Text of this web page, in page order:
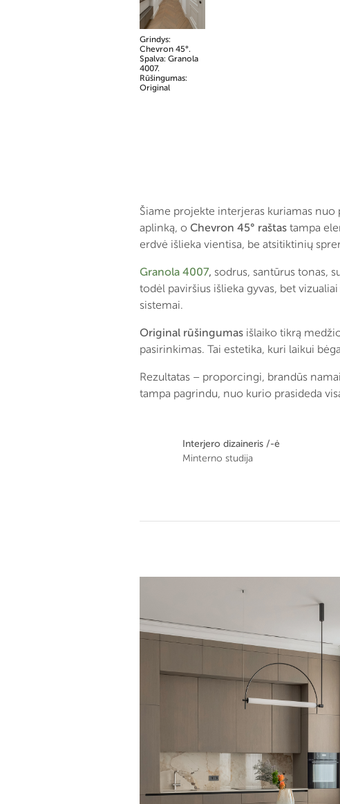
Grindys:
Chevron 45°.
Spalva: Granola
4007.
Rūšingumas:
Original
Šiame projekte interjeras kuriamas
aplinką, o Chevron 45° raštas tampa
erdvė išlieka vientisa, be atsitiktinių
Granola 4007, sodrus, santūrus tonas,
todėl paviršius išlieka gyvas, bet
sistemai.
Original rūšingumas išlaiko tikrą
pasirinkimas. Tai estetika, kuri laikui
Rezultatas – proporcingi, brandūs
tampa pagrindu, nuo kurio prasideda
Interjero dizaineris /-ė
Minterno studija